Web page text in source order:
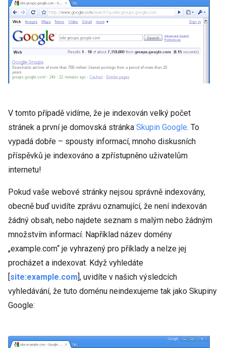
V tomto případě vidíme, že je indexován velký počet
stránek a první je domovská stránka Skupin Google. To
vypadá dobře – spousty informací, mnoho diskusních
příspěvků je indexováno a zpřístupněno uživatelům
internetu!
Pokud vaše webové stránky nejsou správně indexovány,
obecně buď uvidíte zprávu oznamující, že není indexován
žádný obsah, nebo najdete seznam s malým nebo žádným
množstvím informací. Například název domény
„example.com“ je vyhrazený pro příklady a nelze jej
procházet a indexovat. Když vyhledáte
[site:example.com], uvidíte v našich výsledcích
vyhledávání, že tuto doménu neindexujeme tak jako Skupiny
Google: